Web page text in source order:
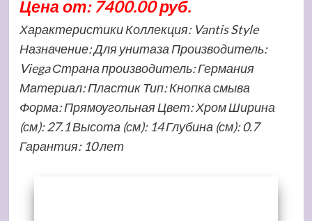
Цена от: 7400.00 руб.
Характеристики Коллекция: Vantis Style
Назначение: Для унитаза Производитель:
Viega Страна производитель: Германия
Материал: Пластик Тип: Кнопка смыва
Форма: Прямоугольная Цвет: Хром Ширина
(см): 27.1 Высота (см): 14 Глубина (см): 0.7
Гарантия: 10 лет